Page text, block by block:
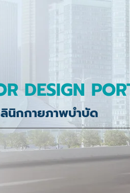
DESIGN
นิกกายภาพบำบัด